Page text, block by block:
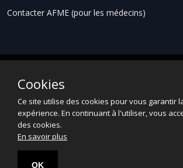
Contacter AFME (pour les médecins)
Espace grand public
Données Personnelles
Cookies
Ce site utilise des cookies pour vous garantir
expérience. En continuant à l'utiliser, vous
des cookies.
En savoir plus
OK